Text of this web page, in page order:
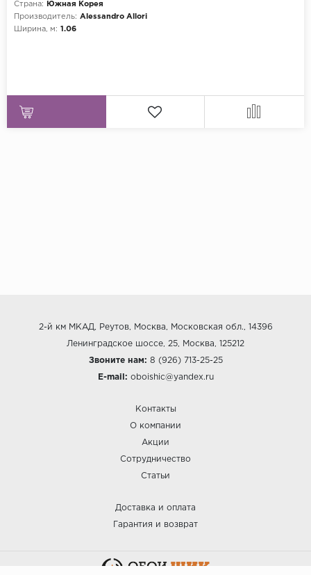
Страна:
Южная Корея
Производитель: Alessandro Allori
Ширина, м: 1.06
2-й км МКАД, Реутов, Москва, Московская обл., 14396
Ленинградское шоссе, 25, Москва, 125212
Звоните нам: 8 (926) 713-25-25
E-mail: oboishic@yandex.ru
Контакты
О компании
Акции
Сотрудничество
Статьи
Доставка и оплата
Гарантия и возврат